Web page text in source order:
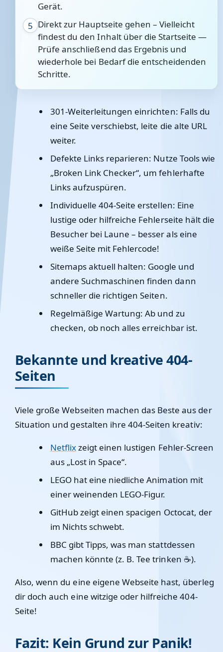
Gerät.
5 Direkt zur Hauptseite gehen – Vielleicht
findest du den Inhalt über die Startseite —
Prüfe anschließend das Ergebnis und
wiederhole bei Bedarf die entscheidenden
Schritte.
301-Weiterleitungen einrichten: Falls du
eine Seite verschiebst, leite die alte URL
weiter.
Defekte Links reparieren: Nutze Tools wie
„Broken Link Checker“, um fehlerhafte
Links aufzuspüren.
Individuelle 404-Seite erstellen: Eine
lustige oder hilfreiche Fehlerseite hält die
Besucher bei Laune – besser als eine
weiße Seite mit Fehlercode!
Sitemaps aktuell halten: Google und
andere Suchmaschinen finden dann
schneller die richtigen Seiten.
Regelmäßige Wartung: Ab und zu
checken, ob noch alles erreichbar ist.
Bekannte und kreative 404-
Seiten
Viele große Webseiten machen das Beste aus der
Situation und gestalten ihre 404-Seiten kreativ:
Netflixzeigt einen lustigen Fehler-Screen
aus „Lost in Space“.
LEGOhat eine niedliche Animation mit
einer weinenden LEGO-Figur.
GitHubzeigt einen spacigen Octocat, der
im Nichts schwebt.
BBC gibt Tipps, was man stattdessen
machen könnte (z. B. Tee trinken ☕).
Also, wenn du eine eigene Webseite hast, überleg
dir doch auch eine witzige oder hilfreiche 404-
Seite!
Fazit: Kein Grund zur Panik!